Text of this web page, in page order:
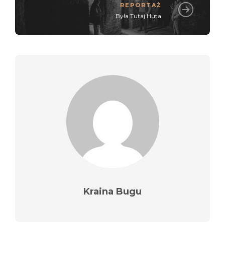
REPORTAŻ
Była Tutaj Huta
Kraina Bugu